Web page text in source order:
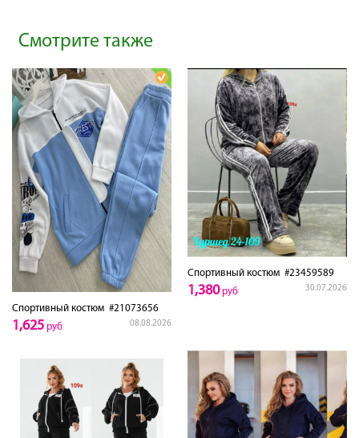
Смотрите также
Спортивный костюм #21073656
08.08.2026
1,625 руб
Спортивный костюм #23459589
30.07.2026
1,380руб